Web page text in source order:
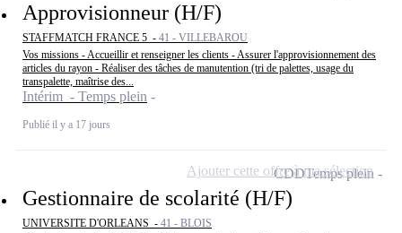
Approvisionneur (H/F)
STAFFMATCH FRANCE 5 - 41 - VILLEBAROU
Vos missions - Accueillir et renseigner les clients - Assurer l'approvisionnement des
articles du rayon - Réaliser des tâches de manutention (tri de palettes, usage du
transpalette, maîtrise des...
Intérim - Temps plein
Publié il y a 17 jours
Gestionnaire de scolarité (H/F)
UNIVERSITE D'ORLEANS - 41 - BLOIS
CDDTemps plein
Ajouter cette offre à ma sélection